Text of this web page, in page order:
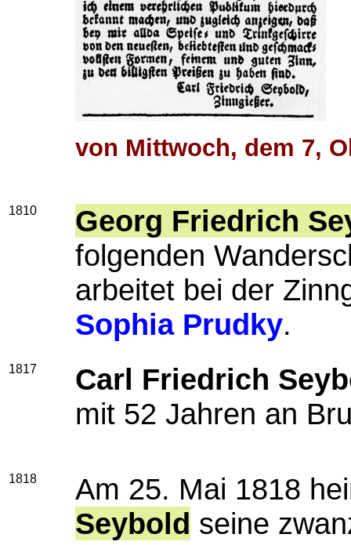
von Mittwoch, dem 7,
1810
Georg Friedrich
folgenden
arbeitet bei der
Sophia Prudky.
1817
Carl Friedrich
mit 52 Jahren an
1818
Am 25. Mai 1818
Seybold seine